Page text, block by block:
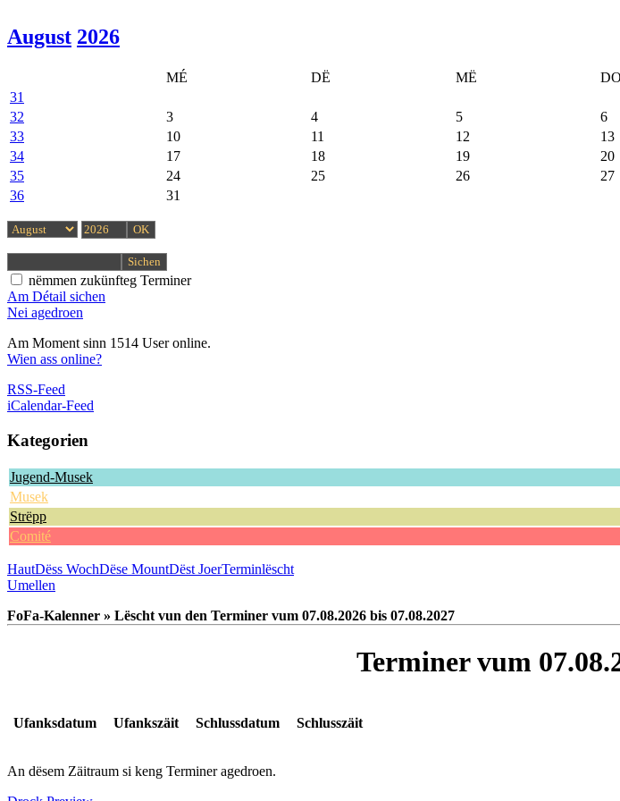
August 2026
MÉ DË MË DO
31
32
3 4 5 6
33
10 11 12 13
34
17 18 19 20
35
24 25 26 27
36
31
nëmmen zukünfteg Terminer
Am Détail sichen
Nei agedroen
Am Moment sinn 1514 User online.
Wien ass online?
RSS-Feed
iCalendar-Feed
Kategorien
Jugend-Musek
Musek
Strëpp
Comité
HautDëss WochDëse MountDëst JoerTerminlëscht
Umellen
FoFa-Kalenner » Lëscht vun den Terminer vum 07.08.2026 bis 07.08.2027
Terminer vum
Ufanksdatum Ufankszäit Schlussdatum Schlusszäit
An dësem Zäitraum si keng Terminer agedroen.